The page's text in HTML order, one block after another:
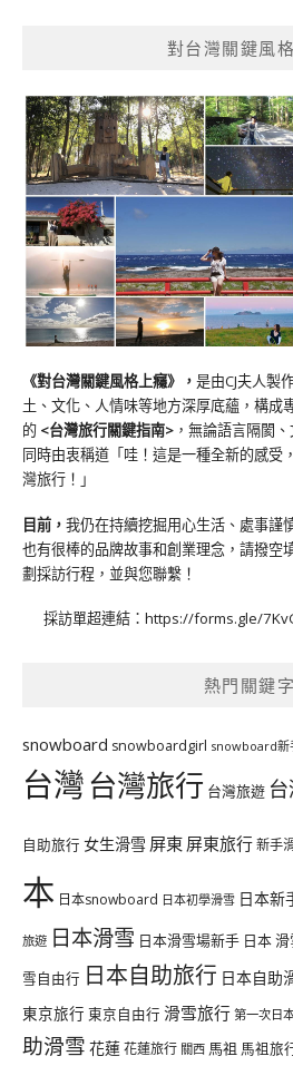
對台灣關鍵風
《對台灣關鍵風格上癮》 ， 是由CJ夫人製
土、文化、人情味等地方深厚底蘊，構成
的 <台灣旅行關鍵指南> ，無論語言隔閡
同時由衷稱道「哇！這是一種全新的感受
灣旅行！」
目前， 我仍在持續挖掘用心生活、處事謹
也有很棒的品牌故事和創業理念，請撥空
劃採訪行程，並與您聯繫！
採訪單超連結： https://forms.gle/
熱門關鍵字
snowboard snowboardgirl snowboard新
台灣台灣旅行 台灣旅遊
自助旅行 女生滑雪 屏東 屏東旅行新手
本 日本snowboard 日本初學滑雪 日本新
旅遊 日本滑雪 日本滑雪場新手 日本
雪自由行 日本自助旅行 日本自助
東京旅行 東京自由行 滑雪旅行 第一次日
助滑雪 花蓮花蓮旅行 關西 馬祖 馬祖旅